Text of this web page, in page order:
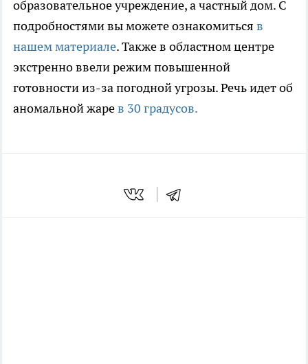
образовательное учреждение, а частный дом. С
подробностями вы можете ознакомиться в
нашем материале. Также в областном центре
экстренно ввели режим повышенной
готовности из-за погодной угрозы. Речь идет об
аномальной жарев 30 градусов.